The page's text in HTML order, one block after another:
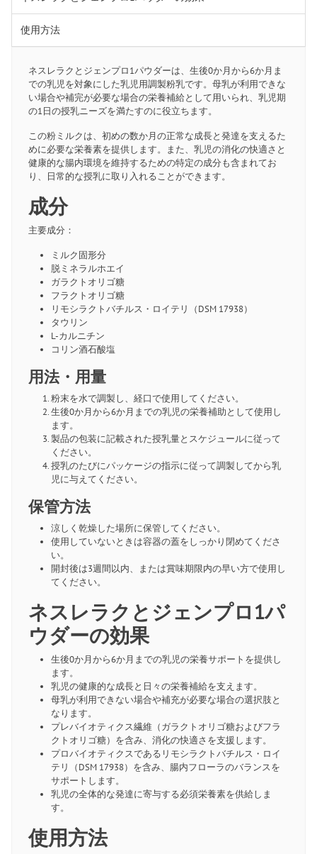
使用方法
ネスレラクとジェンプロ1パウダーは、生後0か月から6か月ま
での乳児を対象にした乳児用調製粉乳です。母乳が利用できな
い場合や補完が必要な場合の栄養補給として用いられ、乳児期
の1日の授乳ニーズを満たすのに役立ちます。
この粉ミルクは、初めの数か月の正常な成長と発達を支えるた
めに必要な栄養素を提供します。また、乳児の消化の快適さと
健康的な腸内環境を維持するための特定の成分も含まれてお
り、日常的な授乳に取り入れることができます。
成分
主要成分：
ミルク固形分
脱ミネラルホエイ
ガラクトオリゴ糖
フラクトオリゴ糖
リモシラクトバチルス・ロイテリ（DSM 17938）
タウリン
L-カルニチン
コリン酒石酸塩
用法・用量
粉末を水で調製し、経口で使用してください。
生後0か月から6か月までの乳児の栄養補助として使用し
ます。
製品の包装に記載された授乳量とスケジュールに従って
ください。
授乳のたびにパッケージの指示に従って調製してから乳
児に与えてください。
保管方法
涼しく乾燥した場所に保管してください。
使用していないときは容器の蓋をしっかり閉めてくださ
い。
開封後は3週間以内、または賞味期限内の早い方で使用し
てください。
ネスレラクとジェンプロ1パ
ウダーの効果
生後0か月から6か月までの乳児の栄養サポートを提供し
ます。
乳児の健康的な成長と日々の栄養補給を支えます。
母乳が利用できない場合や補充が必要な場合の選択肢と
なります。
プレバイオティクス繊維（ガラクトオリゴ糖およびフラ
クトオリゴ糖）を含み、消化の快適さを支援します。
プロバイオティクスであるリモシラクトバチルス・ロイ
テリ（DSM 17938）を含み、腸内フローラのバランスを
サポートします。
乳児の全体的な発達に寄与する必須栄養素を供給しま
す。
使用方法